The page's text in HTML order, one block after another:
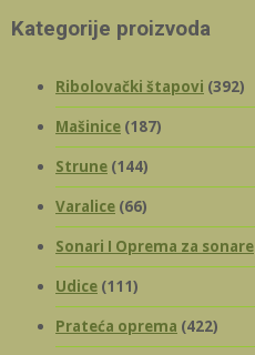
Kategorije proizvoda
Ribolovački štapovi (392)
Mašinice (187)
Strune (144)
Varalice (66)
Sonari I Oprema za sonare
Udice (111)
Prateća oprema (422)